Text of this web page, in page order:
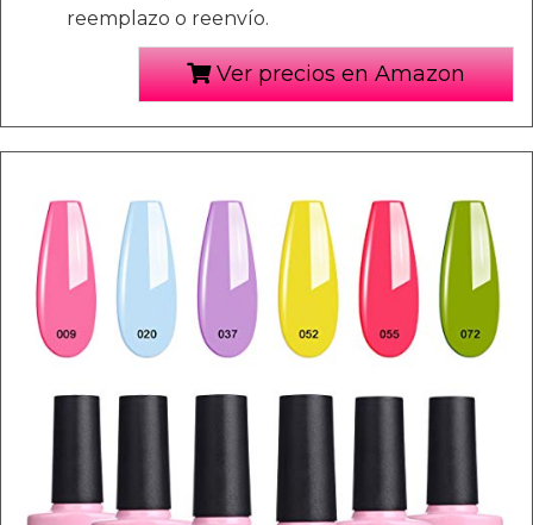
reemplazo o reenvío.
Ver precios en Amazon